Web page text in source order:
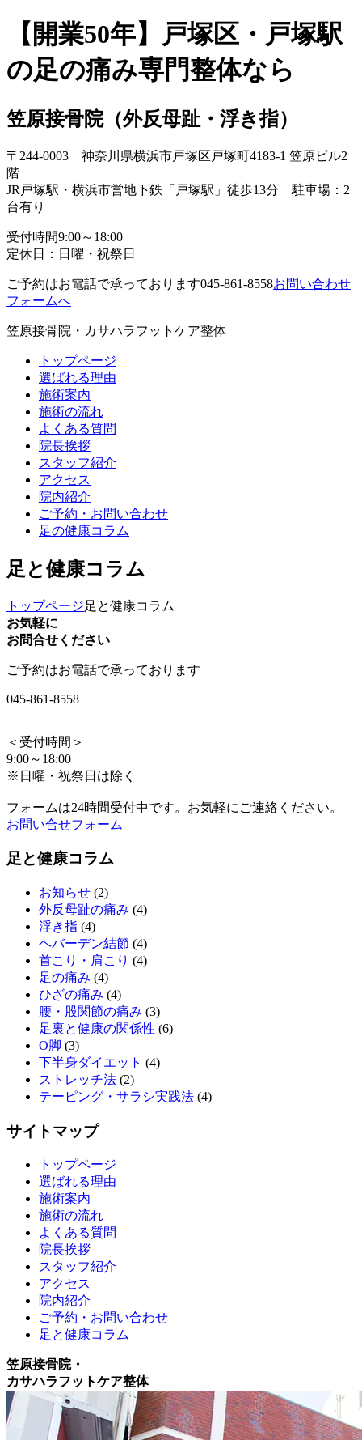
【開業50年】戸塚区・戸塚駅
の足の痛み専門整体なら
笠原接骨院（外反母趾・浮き指）
〒244-0003 神奈川県横浜市戸塚区戸塚町4183-1 笠原ビル2
階
JR戸塚駅・横浜市営地下鉄「戸塚駅」徒歩13分 駐車場：2
台有り
受付時間9:00～18:00
定休日：日曜・祝祭日
ご予約はお電話で承っております045-861-8558お問い合わせ
フォームへ
笠原接骨院・カサハラフットケア整体
トップページ
選ばれる理由
施術案内
施術の流れ
よくある質問
院長挨拶
スタッフ紹介
アクセス
院内紹介
ご予約・お問い合わせ
足の健康コラム
足と健康コラム
トップページ足と健康コラム
お気軽に
お問合せください
ご予約はお電話で承っております
045-861-8558
＜受付時間＞
9:00～18:00
※日曜・祝祭日は除く
フォームは24時間受付中です。お気軽にご連絡ください。
お問い合せフォーム
足と健康コラム
お知らせ (2)
外反母趾の痛み (4)
浮き指 (4)
ヘバーデン結節 (4)
首こり・肩こり (4)
足の痛み (4)
ひざの痛み (4)
腰・股関節の痛み (3)
足裏と健康の関係性 (6)
O脚 (3)
下半身ダイエット (4)
ストレッチ法 (2)
テーピング・サラシ実践法 (4)
サイトマップ
トップページ
選ばれる理由
施術案内
施術の流れ
よくある質問
院長挨拶
スタッフ紹介
アクセス
院内紹介
ご予約・お問い合わせ
足と健康コラム
笠原接骨院・
カサハラフットケア整体